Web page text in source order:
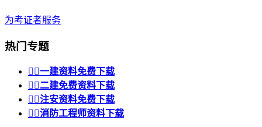
为考证者服务
热门专题
 一建资料免费下载
 二建免费资料下载
 注安资料免费下载
 消防工程师资料下载